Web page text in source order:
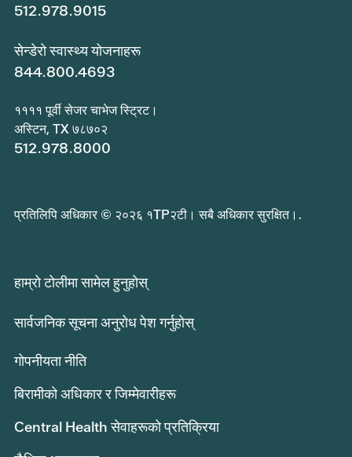
512.978.9015
सेन्डेरो स्वास्थ्य योजनाहरू
844.800.4693
११११ पूर्वी सेजर चाभेज स्ट्रिट।
अस्टिन, TX ७८७०२
512.978.8000
प्रतिलिपि अधिकार © २०२६ १TP२टी। सबै अधिकार सुरक्षित।.
हाम्रो टोलीमा सामेल हुनुहोस्
सार्वजनिक सूचना अनुरोध पेश गर्नुहोस्
गोपनीयता नीति
बिरामीको अधिकार र जिम्मेवारीहरू
Central Health सेवाहरूको प्रतिक्रिया